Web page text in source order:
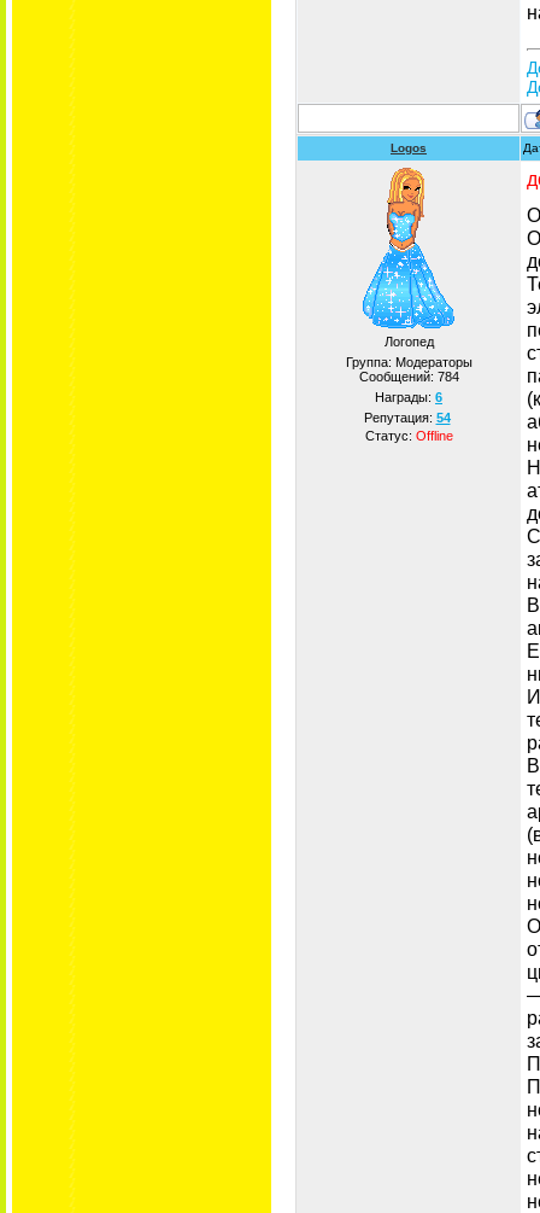
Logos
Логопед
Группа: Модераторы
Сообщений: 784
Награды: 6
Репутация: 54
Статус: Offline